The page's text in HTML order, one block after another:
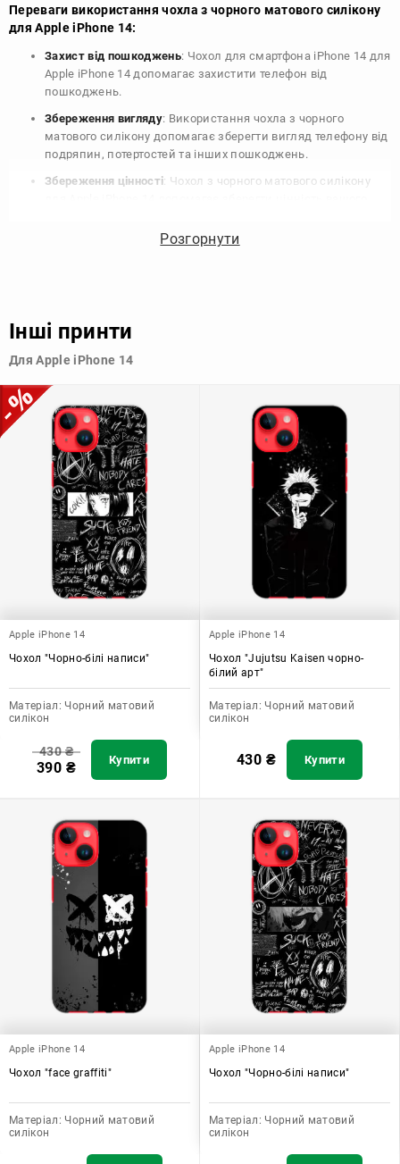
Переваги використання чохла з чорного матового силікону
для Apple iPhone 14:
Захист від пошкоджень: Чохол для смартфона iPhone 14 для
Apple iPhone 14 допомагає захистити телефон від
пошкоджень.
Збереження вигляду: Використання чохла з чорного
матового силікону допомагає зберегти вигляд телефону від
подряпин, потертостей та інших пошкоджень.
Збереження цінності: Чохол з чорного матового силікону
продати свій пристрій в майбутньому.
Узагалі, чохол для телефону - це дуже корисний аксесуар, який
допомагає захистити ваш пристрій, зберегти його цінність і
Розгорнути
Інші принти
Для Apple iPhone 14
Apple iPhone 14
Чохол "Чорно-білі написи"
Матеріал: Чорний матовий
силікон
430₴
390 ₴ Купити
Apple iPhone 14
Чохол "Jujutsu Kaisen чорно-
білий арт"
Матеріал: Чорний матовий
силікон
430 ₴ Купити
Apple iPhone 14
Чохол "face graffiti"
Матеріал: Чорний матовий
силікон
Apple iPhone 14
Чохол "Чорно-білі написи"
Матеріал: Чорний матовий
силікон